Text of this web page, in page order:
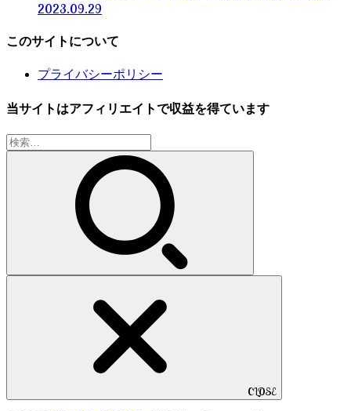
2023.09.29
このサイトについて
プライバシーポリシー
当サイトはアフィリエイトで収益を得ています
検
索:
CLOSE